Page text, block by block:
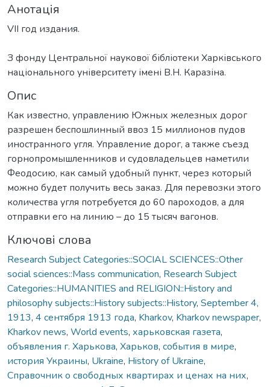
Анотація
VII год издания.
З фонду Центральної наукової бібліотеки Харківського
національного університету імені В.Н. Каразіна.
Опис
Как известно, управлению Южных железных дорог
разрешен беспошлинный ввоз 15 миллионов пудов
иностранного угля. Управление дорог, а также съезд
горнопромышленников и судовладельцев наметили
Феодосию, как самый удобный пункт, через который
можно будет получить весь заказ. Для перевозки этого
количества угля потребуется до 60 пароходов, а для
отправки его на линию – до 15 тысяч вагонов.
Ключові слова
Research Subject Categories::SOCIAL SCIENCES::Other
social sciences::Mass communication, Research Subject
Categories::HUMANITIES and RELIGION::History and
philosophy subjects::History subjects::History, September 4,
1913, 4 сентября 1913 года, Kharkov, Kharkov newspaper,
Kharkov news, World events, харьковская газета,
объявления г. Харькова, Харьков, события в мире,
история Украины, Ukraine, History of Ukraine,
Справочник о свободных квартирах и ценах на них,